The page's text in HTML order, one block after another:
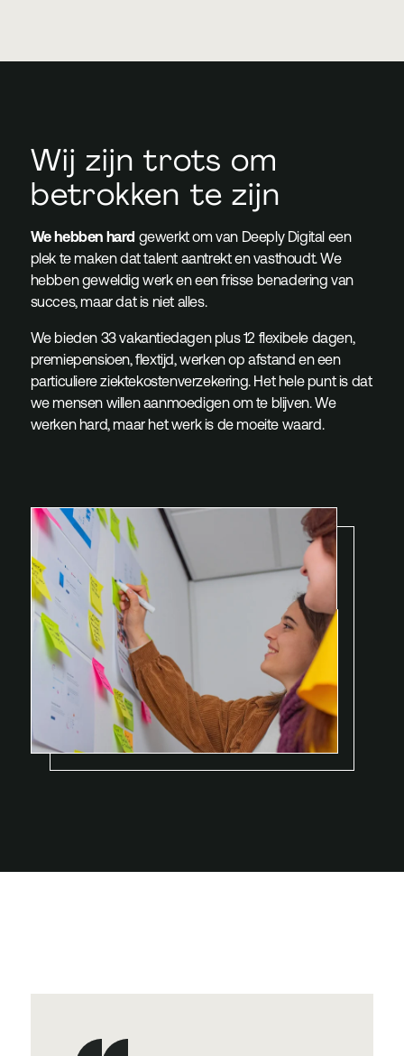
Wij zijn trots om
betrokken te zijn
We hebben hard gewerkt om van Deeply Digital een
plek te maken dat talent aantrekt en vasthoudt. We
hebben geweldig werk en een frisse benadering van
succes, maar dat is niet alles.
We bieden 33 vakantiedagen plus 12 flexibele dagen,
premiepensioen, flextijd, werken op afstand en een
particuliere ziektekostenverzekering. Het hele punt is dat
we mensen willen aanmoedigen om te blijven. We
werken hard, maar het werk is de moeite waard.